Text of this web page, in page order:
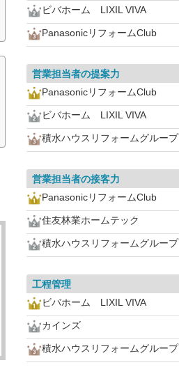
ビバホーム LIXIL VIVA
PanasonicリフォームClub
営業担当者の提案力
PanasonicリフォームClub
ビバホーム LIXIL VIVA
積水ハウスリフォームグループ
営業担当者の接客力
PanasonicリフォームClub
住友林業ホームテック
積水ハウスリフォームグループ
工程管理
ビバホーム LIXIL VIVA
カインズ
積水ハウスリフォームグループ